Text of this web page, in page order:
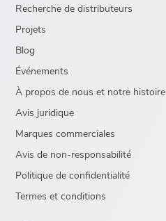
Recherche de distributeurs
Projets
Blog
Événements
À propos de nous et notre histoire
Avis juridique
Marques commerciales
Avis de non-responsabilité
Politique de confidentialité
Termes et conditions